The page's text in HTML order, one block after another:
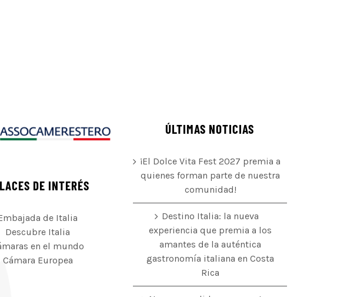
DE INTERÉS
de Italia
Descubre Italia
en el mundo
Cámara Europea
ÚLTIMAS NOTICIAS
¡El Dolce Vita Fest 2027 premia a
quienes forman parte de nuestra
comunidad!
Destino Italia: la nueva
experiencia que premia a los
amantes de la auténtica
gastronomía italiana en Costa
Rica